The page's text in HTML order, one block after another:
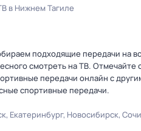
в Нижнем Тагиле
подходящие передачи на
смотреть на ТВ. Отмечайте
передачи онлайн с
спортивные передачи.
Екатеринбург Новосибирск Сочи